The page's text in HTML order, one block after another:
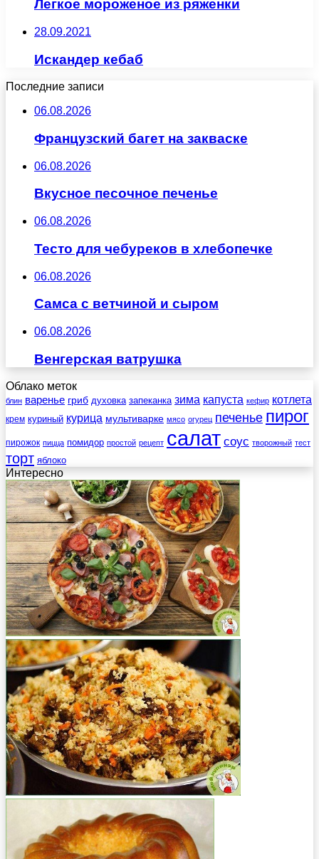
Легкое мороженое из ряженки
28.09.2021
Искандер кебаб
Последние записи
06.08.2026
Французский багет на закваске
06.08.2026
Вкусное песочное печенье
06.08.2026
Тесто для чебуреков в хлебопечке
06.08.2026
Самса с ветчиной и сыром
06.08.2026
Венгерская ватрушка
Облако меток
блин варенье гриб духовка запеканка зима капуста кефир котлета
крем куриный курица мультиварке мясо огурец печенье пирог
пирожок пицца помидор простой рецепт салат соус творожный тест
торт яблоко
Интересно